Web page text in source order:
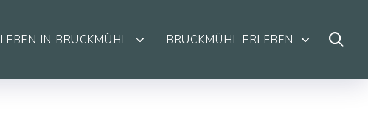
LEBEN IN BRUCKMÜHL BRUCKMÜHL ERLEBEN